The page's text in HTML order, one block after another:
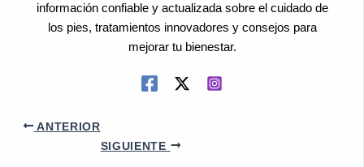
información confiable y actualizada sobre el cuidado de
los pies, tratamientos innovadores y consejos para
mejorar tu bienestar.
ANTERIOR
SIGUIENTE